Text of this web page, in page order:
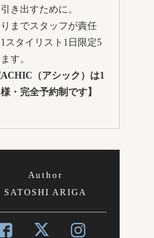
き出すために。
までスタッフが責任
スタイリスト1日限定5
す。
（アシック）は1
・完全予約制です】
Author
SATOSHI ARIGA